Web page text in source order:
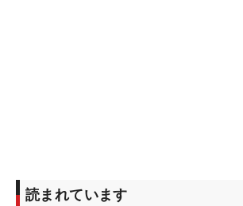
読まれています